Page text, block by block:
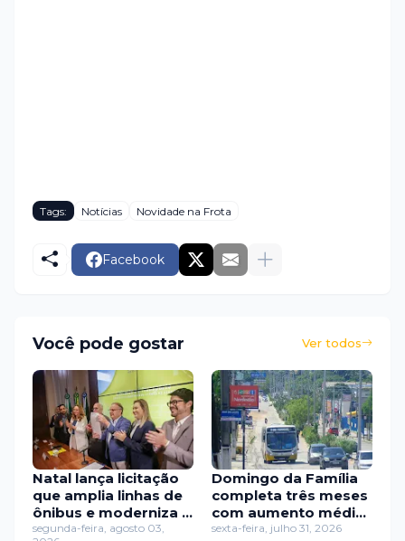
Tags: Notícias Novidade na Frota
Facebook
Você pode gostar Ver todos
Natal lança licitação
que amplia linhas de
ônibus e moderniza o
transporte público
segunda-feira, agosto 03,
Domingo da Família
completa três meses
com aumento médio
de 17% no uso do
sexta-feira, julho 31, 2026